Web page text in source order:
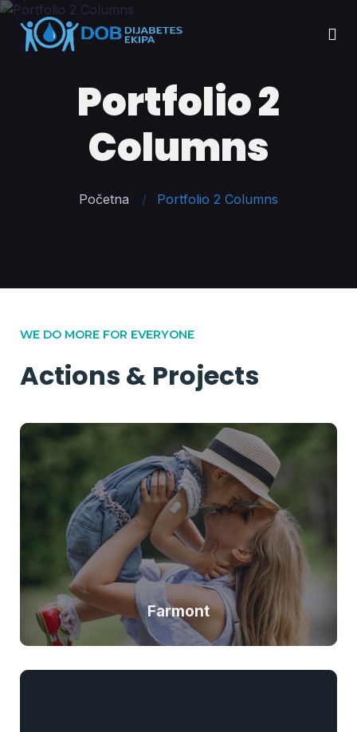
Portfolio 2
Columns
Početna Portfolio 2 Columns
WE DO MORE FOR EVERYONE
Actions & Projects
Farmont